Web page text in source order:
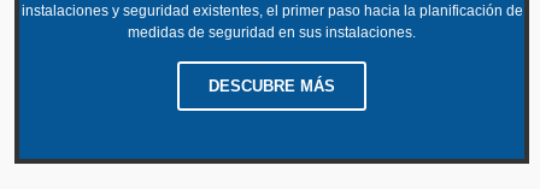
instalaciones y seguridad existentes, el primer paso hacia la planificación de
medidas de seguridad en sus instalaciones.
DESCUBRE MÁS